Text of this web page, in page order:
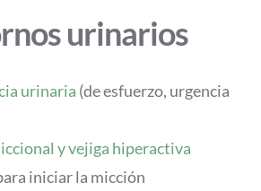
urinarios
urinaria (de esfuerzo, urgencia
y vejiga hiperactiva
iniciar la micción